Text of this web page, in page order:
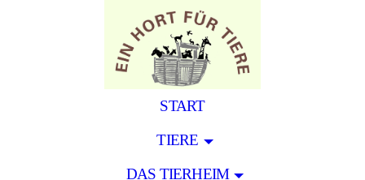
START
TIERE
DAS TIERHEIM